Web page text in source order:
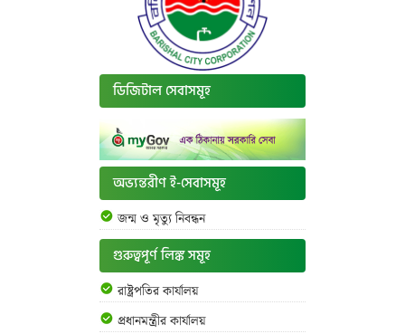
ডিজিটাল সেবাসমূহ
অভ্যন্তরীণ ই-সেবাসমূহ
জন্ম ও মৃত্যু নিবন্ধন
গুরুত্বপূর্ণ লিঙ্ক সমূহ
রাষ্ট্রপতির কার্যালয়
প্রধানমন্ত্রীর কার্যালয়